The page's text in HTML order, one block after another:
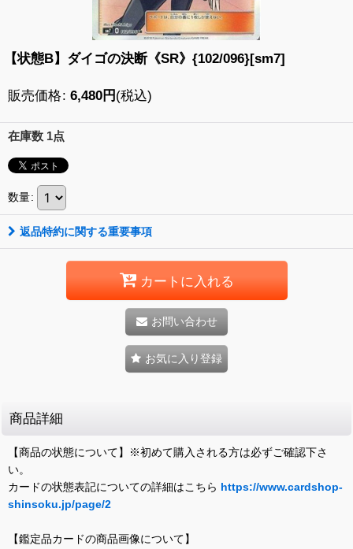
【状態B】ダイゴの決断《SR》{102/096}[sm7]
販売価格: 6,480円 (税込)
在庫数 1点
数量:
返品特約に関する重要事項
カートに入れる
お問い合わせ
お気に入り登録
商品詳細
【商品の状態について】※初めて購入される方は必ずご確認下さ
い。
カードの状態表記についての詳細はこちら https://www.cardshop-
shinsoku.jp/page/2
【鑑定品カードの商品画像について】